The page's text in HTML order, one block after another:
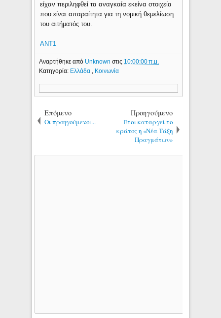
είχαν περιληφθεί τα αναγκαία εκείνα στοιχεία
που είναι απαραίτητα για τη νομική θεμελίωση
του αιτήματός του.
ANT1
Αναρτήθηκε από Unknownστις 10:00:00 π.μ.
Κατηγορία: Ελλάδα Κοινωνία
Επόμενο
Οι προηγούμενοι...
Προηγούμενο
Έτσι καταργεί το
κράτος η «Νέα Τάξη
Πραγμάτων»